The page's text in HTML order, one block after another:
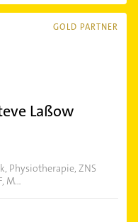
GOLD PARTNER
Laßow
Physiotherapie, ZNS
M...